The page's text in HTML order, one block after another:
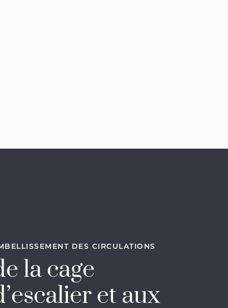
DES CIRCULATIONS
la cage
et aux